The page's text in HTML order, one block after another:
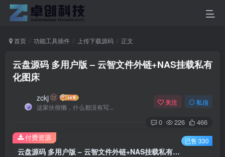
首页 功能工具插件 上传下载源码 正文
云盘源码 多用户版 – 云智文件外链+NAS挂载私有
化图床
zckj
这家伙很懒，什么都没有写...
关注 私信
0 226 466
云盘源码 多用户版 – 云智文件外链+NAS挂载私有化图床
付费资源 已售 330